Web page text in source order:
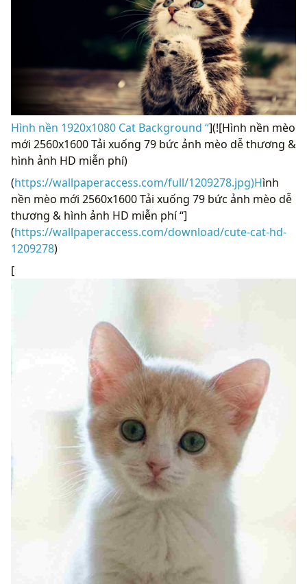
Hình nền 1920x1080 Cat Background “](![Hình nền mèo
mới 2560x1600 Tải xuống 79 bức ảnh mèo dễ thương &
hình ảnh HD miễn phí)
(https://wallpaperaccess.com/full/1209278.jpg)Hình
nền mèo mới 2560x1600 Tải xuống 79 bức ảnh mèo dễ
thương & hình ảnh HD miễn phí “]
(https://wallpaperaccess.com/download/cute-cat-hd-
1209278)
[